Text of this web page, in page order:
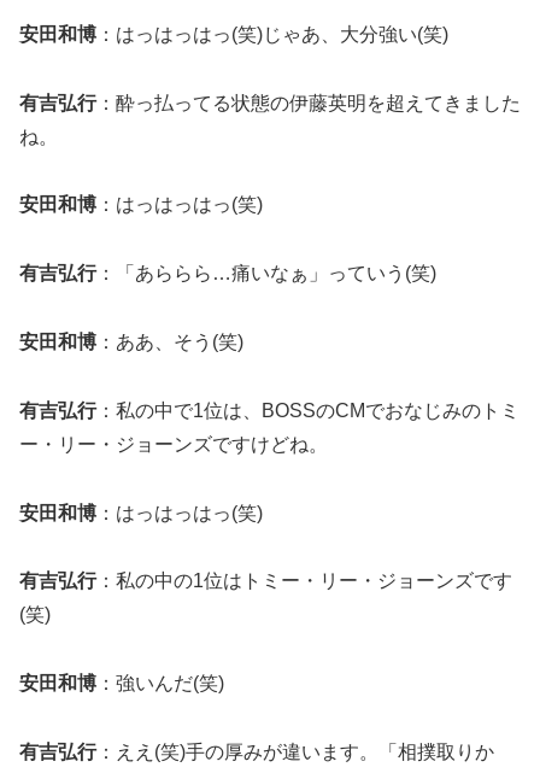
安田和博 ：はっはっはっ(笑)じゃあ、大分強い(笑)
有吉弘行：酔っ払ってる状態の伊藤英明を超えてきました
ね。
安田和博 ：はっはっはっ(笑)
有吉弘行：「あららら…痛いなぁ」っていう(笑)
安田和博 ：ああ、そう(笑)
有吉弘行：私の中で1位は、BOSSのCMでおなじみのトミ
ー・リー・ジョーンズですけどね。
安田和博 ：はっはっはっ(笑)
有吉弘行：私の中の1位はトミー・リー・ジョーンズです
(笑)
安田和博 ：強いんだ(笑)
有吉弘行：ええ(笑)手の厚みが違います。「相撲取りか